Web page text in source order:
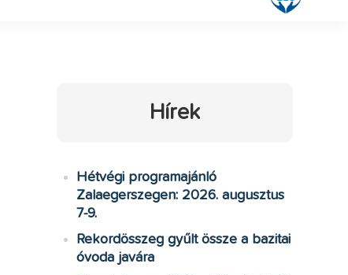
Hírek
Hétvégi programajánló
Zalaegerszegen: 2026. augusztus
7-9.
Rekordösszeg gyűlt össze a bazitai
óvoda javára